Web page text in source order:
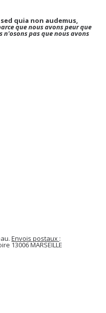
quia non audemus,
que nous avons peur que
n'osons pas que nous avons
Envois postaux :
13006 MARSEILLE